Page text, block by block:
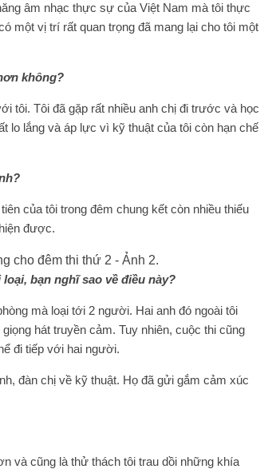
âm nhạc thực sự của Việt Nam mà tôi thực
một vị trí rất quan trọng đã mang lại cho tôi một
không?
tôi. Tôi đã gặp rất nhiều anh chị đi trước và học
lo lắng và áp lực vì kỹ thuật của tôi còn hạn chế
của tôi trong đêm chung kết còn nhiều thiếu
được.
bạn nghĩ sao về điều này?
mà loại tới 2 người. Hai anh đó ngoài tôi
hát truyền cảm. Tuy nhiên, cuộc thi cũng
đi tiếp với hai người.
đàn chị về kỹ thuật. Họ đã gửi gắm cảm xúc
và cũng là thử thách tôi trau dồi những khía